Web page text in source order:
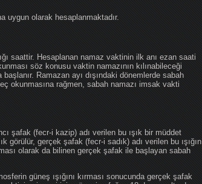
uygun olarak hesaplanmaktadır.
saattir. Hesaplanan namaz vaktinin ilk anı ezan saati
söz konusu vaktin namazının kılınabileceği
Ramazan ayı dışındaki dönemlerde sabah
okunmasına rağmen, sabah namazı imsak vakti
şafak (fecr-i kazip) adı verilen bu ışık bir müddet
görülür, gerçek şafak (fecr-i sadık) adı verilen bu ışığın
olarak da bilinen gerçek şafak ile başlayan sabah
güneş ışığını kırması sonucunda gerçek şafak